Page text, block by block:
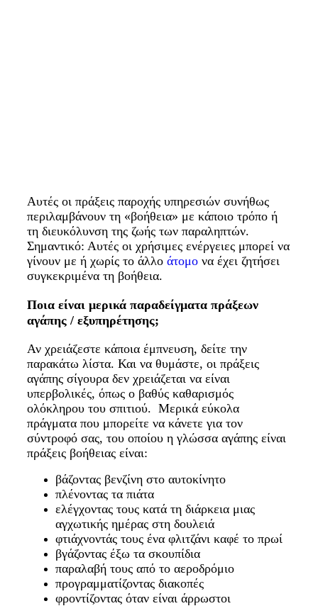
Αυτές οι πράξεις παροχής υπηρεσιών συνήθως
περιλαμβάνουν τη «βοήθεια» με κάποιο τρόπο ή
τη διευκόλυνση της ζωής των παραληπτών.
Σημαντικό: Αυτές οι χρήσιμες ενέργειες μπορεί να
γίνουν με ή χωρίς το άλλο άτομο να έχει ζητήσει
συγκεκριμένα τη βοήθεια.
Ποια είναι μερικά παραδείγματα πράξεων
αγάπης / εξυπηρέτησης;
Αν χρειάζεστε κάποια έμπνευση, δείτε την
παρακάτω λίστα. Και να θυμάστε, οι πράξεις
αγάπης σίγουρα δεν χρειάζεται να είναι
υπερβολικές, όπως ο βαθύς καθαρισμός
ολόκληρου του σπιτιού. Μερικά εύκολα
πράγματα που μπορείτε να κάνετε για τον
σύντροφό σας, του οποίου η γλώσσα αγάπης είναι
πράξεις βοήθειας είναι:
βάζοντας βενζίνη στο αυτοκίνητο
πλένοντας τα πιάτα
ελέγχοντας τους κατά τη διάρκεια μιας
αγχωτικής ημέρας στη δουλειά
φτιάχνοντάς τους ένα φλιτζάνι καφέ το πρωί
βγάζοντας έξω τα σκουπίδια
παραλαβή τους από το αεροδρόμιο
προγραμματίζοντας διακοπές
φροντίζοντας όταν είναι άρρωστοι